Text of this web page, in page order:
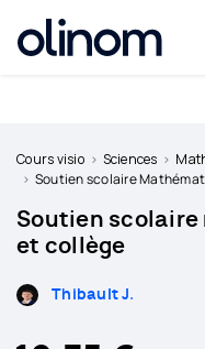
professeur
Se
connecter
Cours visio Sciences
Soutien scolaire
Soutien scolaire
et collège
Thibault J.
Olinom™ respecte votre